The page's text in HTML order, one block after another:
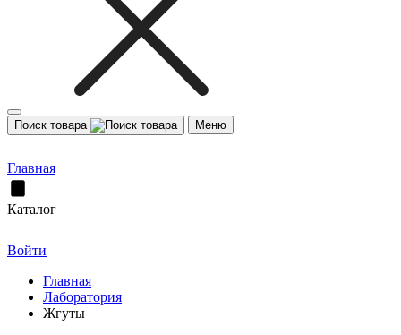
Поиск товара Меню
Главная
Каталог
Войти
Главная
Лаборатория
Жгуты